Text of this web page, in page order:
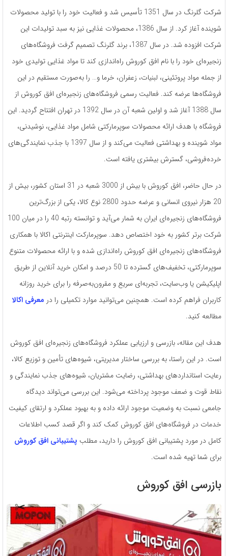
شرکت گلرنگ در سال 1351 تأسیس شد و فعالیت خود را با تولید محصولات
شوینده آغاز کرد. از سال 1386، محصولات غذایی نیز به سبد تولیدات این
شرکت افزوده شد. در سال 1387، برند گلرنگ تصمیم گرفت فروشگاه‌های
زنجیره‌ای خود را با نام افق کوروش راه‌اندازی کند تا مواد غذایی تولیدی خود
از جمله مواد پروتئینی، لبنیات، زعفران، خرما و… را به‌صورت مستقیم در این
فروشگاه‌ها عرضه کند. فعالیت رسمی فروشگاه‌های زنجیره‌ای افق کوروش از
سال 1388 آغاز شد و اولین شعبه آن در سال 1392 در تهران افتتاح گردید. این
فروشگاه با هدف ارائه محصولات سوپرمارکتی شامل مواد غذایی، نوشیدنی،
مواد شوینده و بهداشتی فعالیت می‌کند و از سال 1397 با جذب نمایندگی‌های
خرده‌فروشی، گسترش بیشتری یافته است.
در حال حاضر، افق کوروش با بیش از 3000 شعبه در 31 استان کشور، بیش از
20 هزار نیروی انسانی و عرضه حدود 2800 نوع کالا، یکی از بزرگ‌ترین
فروشگاه‌های زنجیره‌ای ایران به شمار می‌آید و توانسته رتبه 40 را در میان 100
شرکت برتر کشور به خود اختصاص دهد. سوپرمارکت اینترنتی اکالا با همکاری
فروشگاه‌های زنجیره‌ای افق کوروش راه‌اندازی شده و با ارائه محصولات متنوع
سوپرمارکتی، تخفیف‌های گسترده تا 50 درصد و امکان خرید آنلاین از طریق
اپلیکیشن یا وب‌سایت، تجربه‌ای سریع و مقرون‌به‌صرفه را برای خرید روزانه
کاربران فراهم کرده است. همچنین می‌توانید موارد تکمیلی را در معرفی اکالا
مطالعه کنید.
هدف این مقاله، بازرسی و ارزیابی عملکرد فروشگاه‌های زنجیره‌ای افق کوروش
است. در این راستا، به بررسی ساختار مدیریتی، شیوه‌های تأمین و توزیع کالا،
رعایت استانداردهای بهداشتی، رضایت مشتریان، شیوه‌های جذب نمایندگی و
نقاط قوت و ضعف موجود پرداخته می‌شود. این بررسی می‌تواند دیدگاه
جامعی نسبت به وضعیت موجود ارائه داده و به بهبود عملکرد و ارتقای کیفیت
خدمات در فروشگاه‌های افق کوروش کمک کند و اگر قصد کسب اطلاعات
کامل در مورد پشتیبانی افق کوروش را دارید، مطلب پشتیبانی افق کوروش
برای شما تهیه شده است.
بازرسی افق کوروش